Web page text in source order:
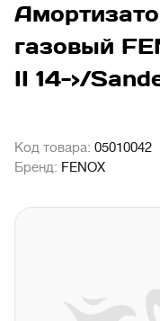
газовый
II 14->/
Код товара: 05010042
Бренд: FENOX